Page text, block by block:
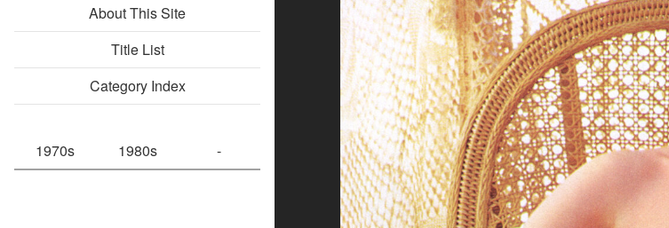
About This Site
Title List
Category Index
1970s 1980s -